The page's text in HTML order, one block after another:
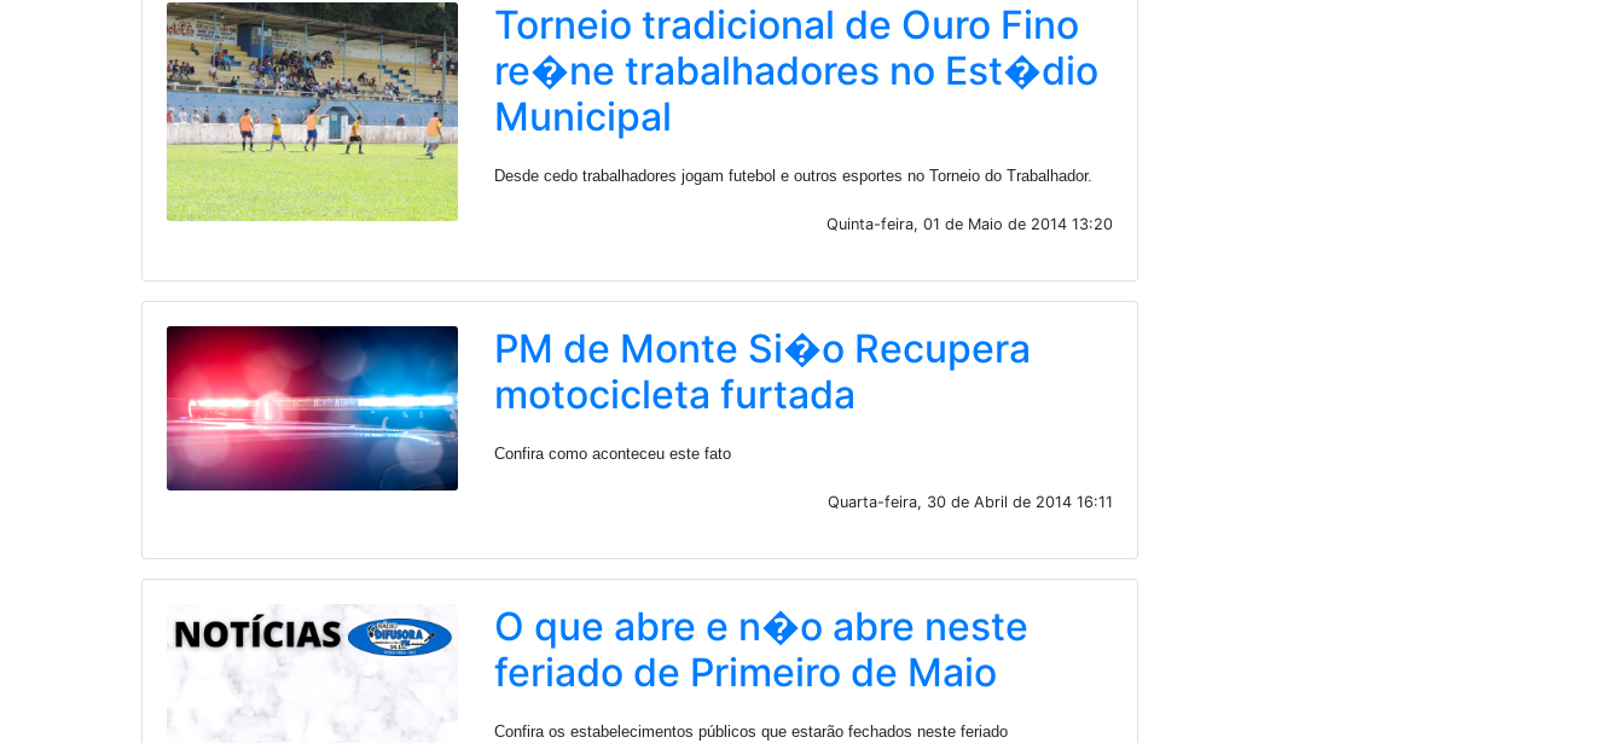
Torneio tradicional de Ouro Fino
re�ne trabalhadores no Est�dio
Municipal
Desde cedo trabalhadores jogam futebol e outros esportes no Torneio do Trabalhador.
Quinta-feira, 01 de Maio de 2014 13:20
PM de Monte Si�o Recupera
motocicleta furtada
Confira como aconteceu este fato
Quarta-feira, 30 de Abril de 2014 16:11
O que abre e n�o abre neste
feriado de Primeiro de Maio
Confira os estabelecimentos públicos que estarão fechados neste feriado